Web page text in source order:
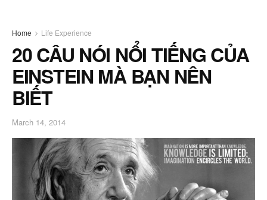
Home Life Experience
20 CÂU NÓI NỔI TIẾNG CỦA
EINSTEIN MÀ BẠN NÊN
BIẾT
March 14, 2014